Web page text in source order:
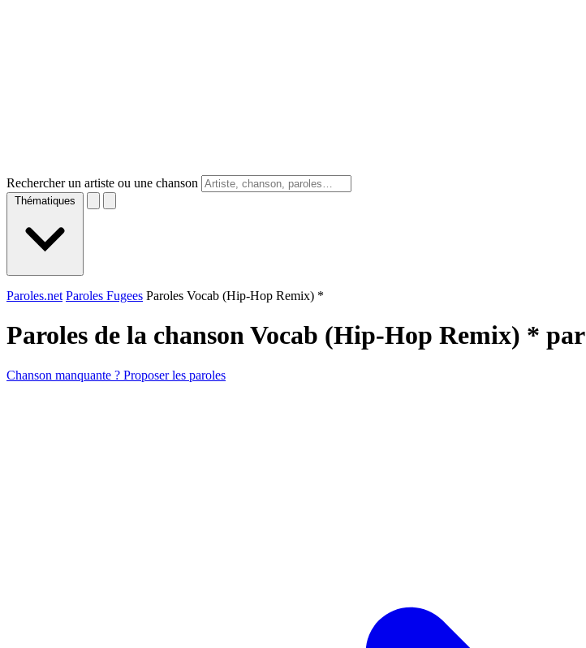
Rechercher un artiste ou une chanson
Thématiques
Paroles.net Paroles Fugees Paroles Vocab (Hip-Hop Remix) *
Paroles de la chanson Vocab (Hip-Hop Remix) * par
Chanson manquante ? Proposer les paroles